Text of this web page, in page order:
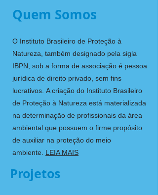
Quem Somos
O Instituto Brasileiro de Proteção à
Natureza, também designado pela sigla
IBPN, sob a forma de associação é pessoa
jurídica de direito privado, sem fins
lucrativos. A criação do Instituto Brasileiro
de Proteção à Natureza está materializada
na determinação de profissionais da área
ambiental que possuem o firme propósito
de auxiliar na proteção do meio
ambiente. LEIA MAIS
Projetos